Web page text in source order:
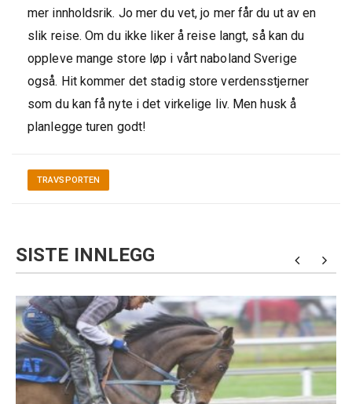
mer innholdsrik. Jo mer du vet, jo mer får du ut av en
slik reise. Om du ikke liker å reise langt, så kan du
oppleve mange store løp i vårt naboland Sverige
også. Hit kommer det stadig store verdensstjerner
som du kan få nyte i det virkelige liv. Men husk å
planlegge turen godt!
TRAVSPORTEN
SISTE INNLEGG